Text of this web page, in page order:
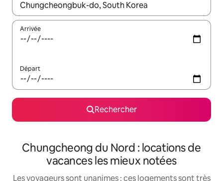
Lorsque les résultats s'affichent, utilisez les flèches vers le
Arrivée
Départ
Rechercher
Chungcheong du Nord : locations de
vacances les mieux notées
Les voyageurs sont unanimes : ces logements sont très